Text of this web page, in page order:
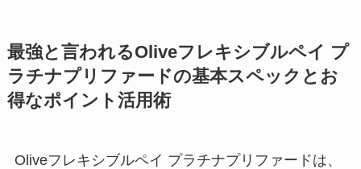
最強と言われるOliveフレキシブルペイ プ
ラチナプリファードの基本スペックとお
得なポイント活用術
Oliveフレキシブルペイ プラチナプリファードは、